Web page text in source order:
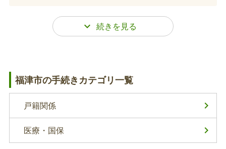
変更されますが、変更する場合は届出が必要です。
死亡届の提出
死亡の事実を知った日から7日以内（国外で死亡し
福津市の手続きカテゴリ一覧
戸籍関係
医療・国保